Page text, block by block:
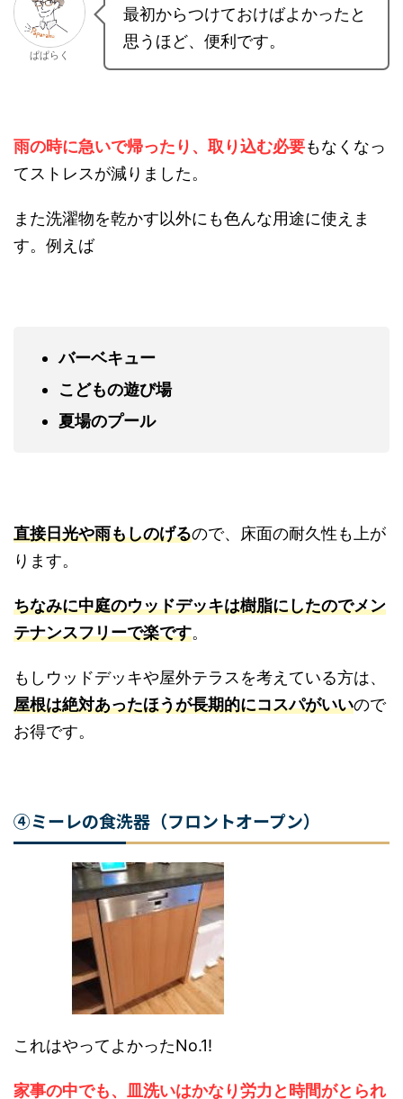
ぱぱらく
最初からつけておけばよかった
と思うほど、便利です。
雨の時に急いで帰ったり、取り込む必要もなくな
ってストレスが減りました。
また洗濯物を乾かす以外にも色んな用途に使えま
す。例えば
バーベキュー
こどもの遊び場
夏場のプール
直接日光や雨もしのげるので、床面の耐久性も上
がります。
ちなみに中庭のウッドデッキは樹脂にしたのでメ
ンテナンスフリーで楽です
もしウッドデッキや屋外テラスを考えている方
は、屋根は絶対あったほうが長期的にコスパがい
いのでお得です。
④ミーレの食洗器（フロントオープン）
これはやってよかったNo.1!
家事の中でも、皿洗いはかなり労力と時間がとら
家づくり、何から始める？
打ち合わせ前にまず「家づくりノート」